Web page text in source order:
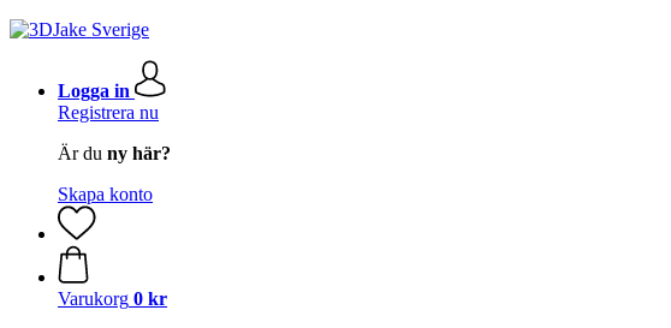
Logga in
Registrera nu
Är du ny här?
Skapa konto
Varukorg 0 kr